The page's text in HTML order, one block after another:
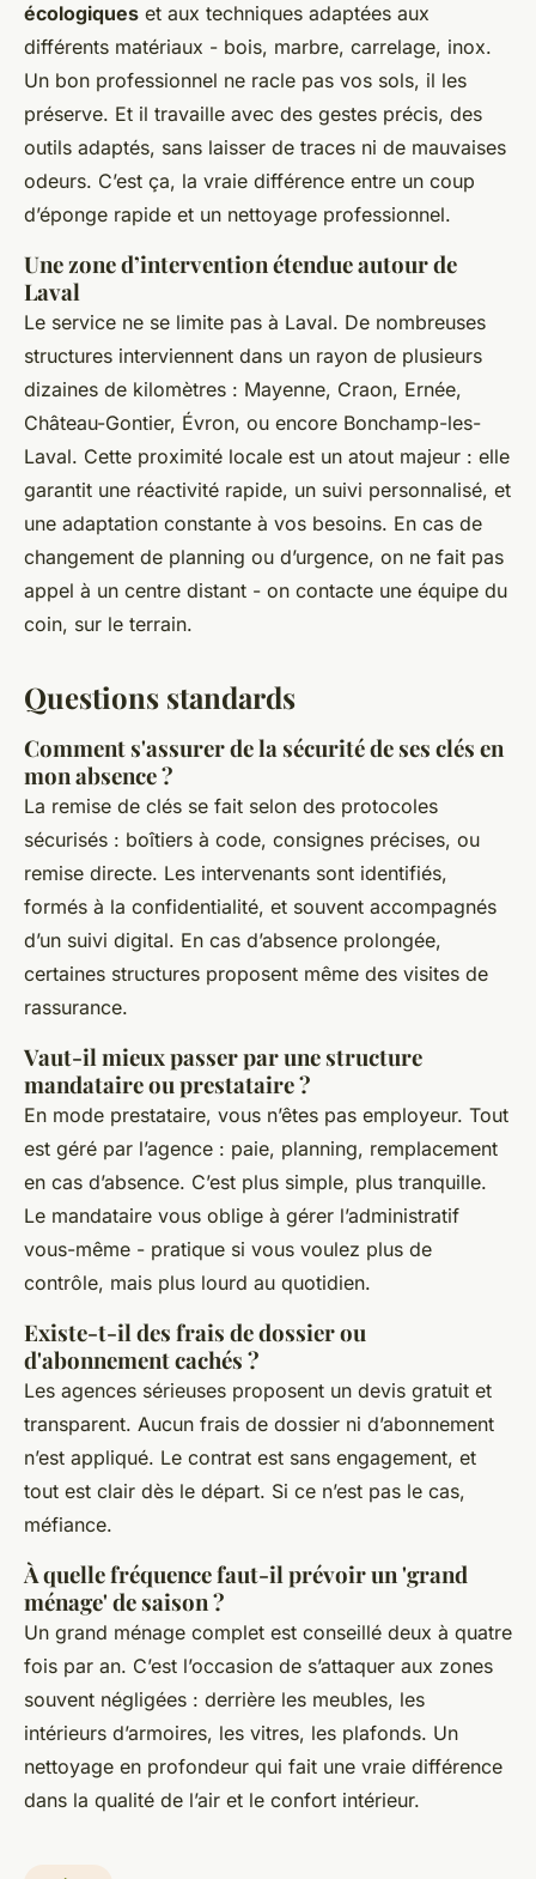
écologiques et aux techniques adaptées aux
différents matériaux - bois, marbre, carrelage, inox.
Un bon professionnel ne racle pas vos sols, il les
préserve. Et il travaille avec des gestes précis, des
outils adaptés, sans laisser de traces ni de mauvaises
odeurs. C’est ça, la vraie différence entre un coup
d’éponge rapide et un nettoyage professionnel.
Une zone d’intervention étendue autour de
Laval
Le service ne se limite pas à Laval. De nombreuses
structures interviennent dans un rayon de plusieurs
dizaines de kilomètres : Mayenne, Craon, Ernée,
Château-Gontier, Évron, ou encore Bonchamp-les-
Laval. Cette proximité locale est un atout majeur : elle
garantit une réactivité rapide, un suivi personnalisé, et
une adaptation constante à vos besoins. En cas de
changement de planning ou d’urgence, on ne fait pas
appel à un centre distant - on contacte une équipe du
coin, sur le terrain.
Questions standards
Comment s'assurer de la sécurité de ses clés en
mon absence ?
La remise de clés se fait selon des protocoles
sécurisés : boîtiers à code, consignes précises, ou
remise directe. Les intervenants sont identifiés,
formés à la confidentialité, et souvent accompagnés
d’un suivi digital. En cas d’absence prolongée,
certaines structures proposent même des visites de
rassurance.
Vaut-il mieux passer par une structure
mandataire ou prestataire ?
En mode prestataire, vous n’êtes pas employeur. Tout
est géré par l’agence : paie, planning, remplacement
en cas d’absence. C’est plus simple, plus tranquille.
Le mandataire vous oblige à gérer l’administratif
vous-même - pratique si vous voulez plus de
contrôle, mais plus lourd au quotidien.
Existe-t-il des frais de dossier ou
d'abonnement cachés ?
Les agences sérieuses proposent un devis gratuit et
transparent. Aucun frais de dossier ni d’abonnement
n’est appliqué. Le contrat est sans engagement, et
tout est clair dès le départ. Si ce n’est pas le cas,
méfiance.
À quelle fréquence faut-il prévoir un 'grand
ménage' de saison ?
Un grand ménage complet est conseillé deux à quatre
fois par an. C’est l’occasion de s’attaquer aux zones
souvent négligées : derrière les meubles, les
intérieurs d’armoires, les vitres, les plafonds. Un
nettoyage en profondeur qui fait une vraie différence
dans la qualité de l’air et le confort intérieur.